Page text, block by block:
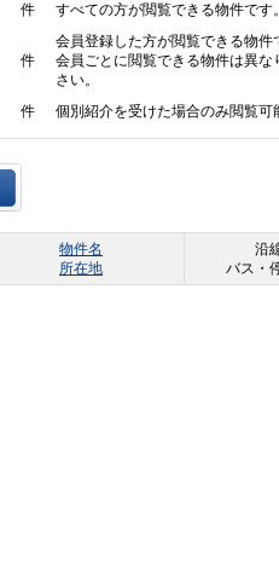
件 すべての方が閲覧できる物件です
件
会員登録した方が閲覧できる物件
会員ごとに閲覧できる物件は異
さい。
件 個別紹介を受けた場合のみ閲覧可
物件名
所在地
沿
バス・